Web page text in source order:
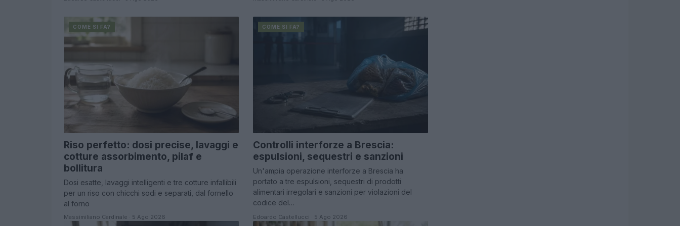
COME SI FA?
Riso perfetto: dosi precise, lavaggi e
cotture assorbimento, pilaf e
bollitura
Dosi esatte, lavaggi intelligenti e tre cotture infallibili
per un riso con chicchi sodi e separati, dal fornello
al forno
Massimiliano Cardinale · 5 Ago 2026
COME SI FA?
Controlli interforze a Brescia:
espulsioni, sequestri e sanzioni
Un'ampia operazione interforze a Brescia ha
portato a tre espulsioni, sequestri di prodotti
alimentari irregolari e sanzioni per violazioni del
codice del…
Edoardo Castellucci · 5 Ago 2026